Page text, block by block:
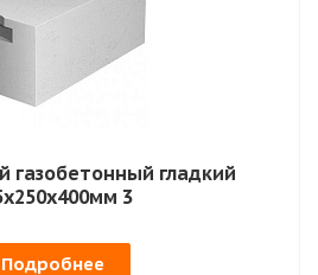
газобетонный гладкий
3
Подробнее